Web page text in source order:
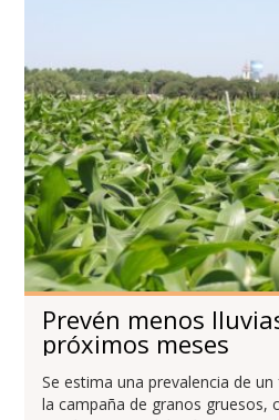
Prevén menos
próximos meses
Se estima una prevalencia de
la campaña de granos gruesos,